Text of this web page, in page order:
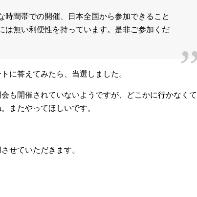
時間帯での開催、日本全国から参加できること
無い利便性を持っています。 是非ご参加くだ
に答えてみたら、当選しました。
も開催されていないようですが、どこかに行かなくて
またやってほしいです。
せていただきます。